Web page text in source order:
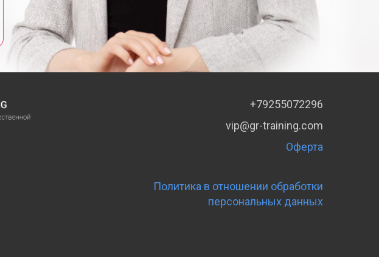
+79255072296
vip@gr-training.com
Оферта
Политика в отношении обработки
персональных данных